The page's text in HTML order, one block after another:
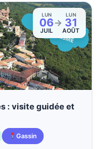
LUN
06
JUIL
→
LUN
31
AOÛT
: visite guidée et
Gassin